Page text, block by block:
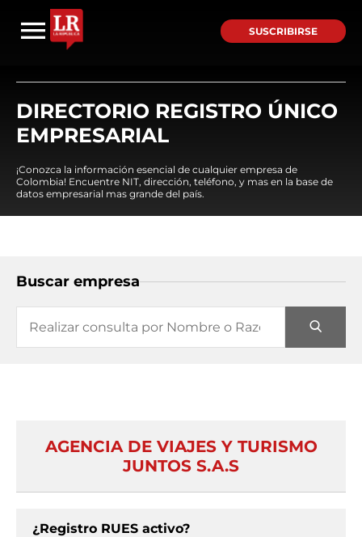
SUSCRIBIRSE
DIRECTORIO REGISTRO ÚNICO
EMPRESARIAL
¡Conozca la información esencial de cualquier empresa de
Colombia! Encuentre NIT, dirección, teléfono, y mas en la base de
datos empresarial mas grande del país.
Buscar empresa
AGENCIA DE VIAJES Y TURISMO
JUNTOS S.A.S
¿Registro RUES activo?